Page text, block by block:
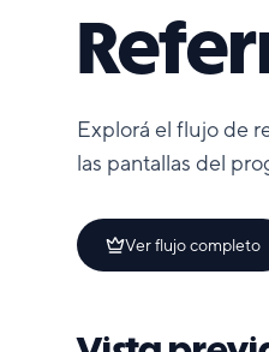
Explorá el flujo de
las pantallas del
Ver flujo completo